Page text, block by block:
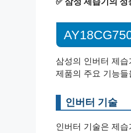
삼성의 인버터 제
제품의 주요 기능
인버터 기술
인버터 기술은 제